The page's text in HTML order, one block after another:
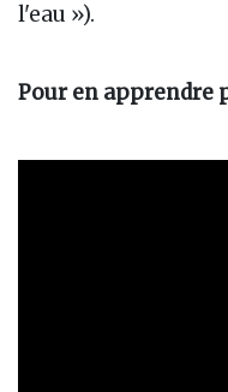
l'eau »).
Pour en apprendre